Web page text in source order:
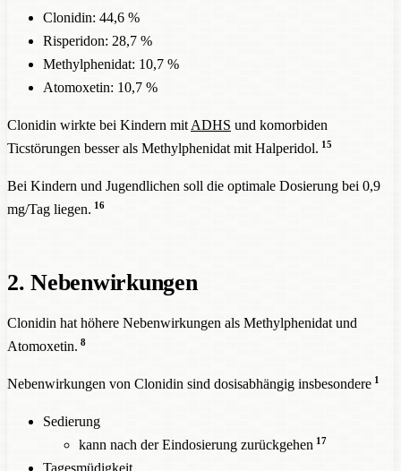
Clonidin: 44,6 %
Risperidon: 28,7 %
Methylphenidat: 10,7 %
Atomoxetin: 10,7 %
Clonidin wirkte bei Kindern mit ADHS und komorbiden
Ticstörungen besser als Methylphenidat mit Halperidol. 15
Bei Kindern und Jugendlichen soll die optimale Dosierung bei 0,9
mg/Tag liegen. 16
2. Nebenwirkungen
Clonidin hat höhere Nebenwirkungen als Methylphenidat und
Atomoxetin. 8
Nebenwirkungen von Clonidin sind dosisabhängig insbesondere 1
Sedierung
kann nach der Eindosierung zurückgehen 17
Tagesmüdigkeit